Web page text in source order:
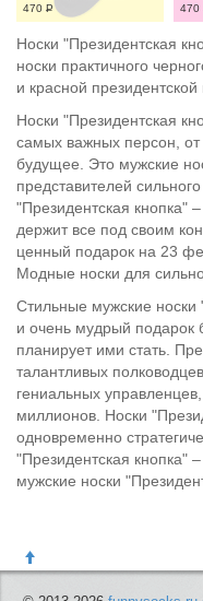
470 Р
470
Носки "Президентская
носки практичного
и красной президентской
Носки "Президентская
самых важных персон, от
будущее. Это мужские
представителей
"Президентская кнопка"
держит все под своим
ценный подарок на 23
Модные носки для
Стильные мужские носки
и очень мудрый подарок
планирует ими стать.
талантливых
гениальных
миллионов. Носки
одновременно
"Президентская кнопка"
мужские носки